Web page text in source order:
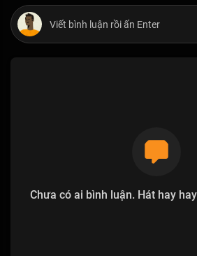
Chưa có ai bình luận. Hát hay